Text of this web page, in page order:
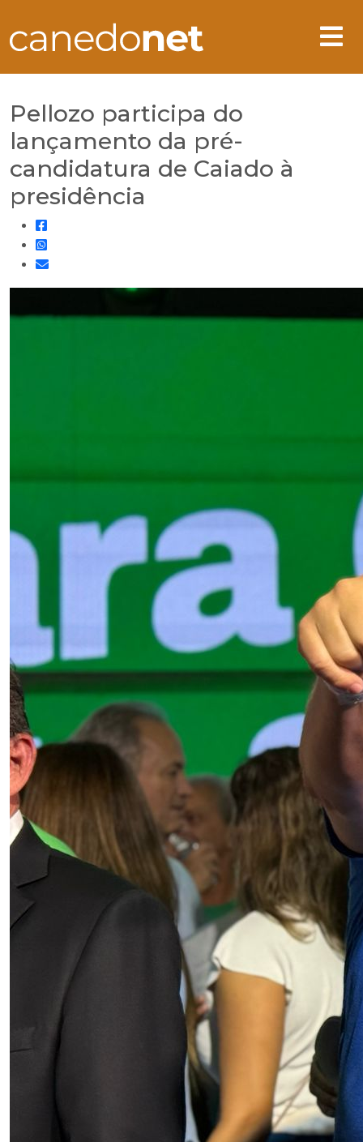
Pellozo participa do
lançamento da pré-
candidatura de Caiado à
presidência